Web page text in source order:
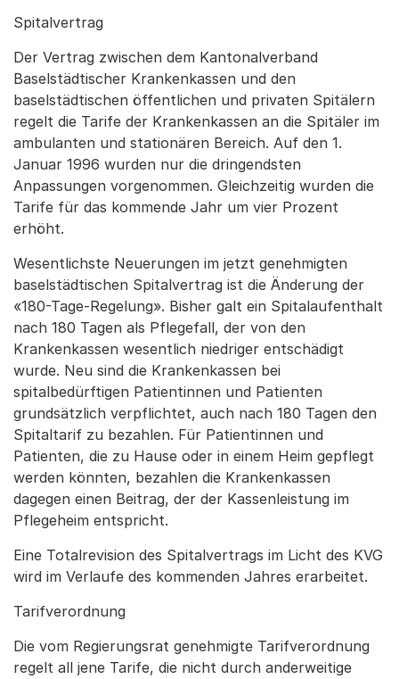
Spitalvertrag
Der Vertrag zwischen dem Kantonalverband
Baselstädtischer Krankenkassen und den
baselstädtischen öffentlichen und privaten Spitälern
regelt die Tarife der Krankenkassen an die Spitäler im
ambulanten und stationären Bereich. Auf den 1.
Januar 1996 wurden nur die dringendsten
Anpassungen vorgenommen. Gleichzeitig wurden die
Tarife für das kommende Jahr um vier Prozent
erhöht.
Wesentlichste Neuerungen im jetzt genehmigten
baselstädtischen Spitalvertrag ist die Änderung der
«180-Tage-Regelung». Bisher galt ein Spitalaufenthalt
nach 180 Tagen als Pflegefall, der von den
Krankenkassen wesentlich niedriger entschädigt
wurde. Neu sind die Krankenkassen bei
spitalbedürftigen Patientinnen und Patienten
grundsätzlich verpflichtet, auch nach 180 Tagen den
Spitaltarif zu bezahlen. Für Patientinnen und
Patienten, die zu Hause oder in einem Heim gepflegt
werden könnten, bezahlen die Krankenkassen
dagegen einen Beitrag, der der Kassenleistung im
Pflegeheim entspricht.
Eine Totalrevision des Spitalvertrags im Licht des KVG
wird im Verlaufe des kommenden Jahres erarbeitet.
Tarifverordnung
Die vom Regierungsrat genehmigte Tarifverordnung
regelt all jene Tarife, die nicht durch anderweitige